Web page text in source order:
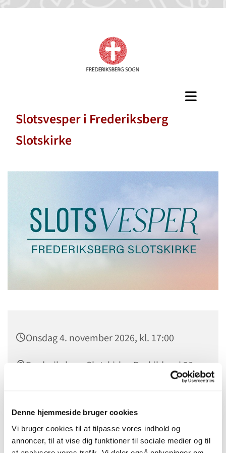
Denne hjemmeside bruger cookies
Vi bruger cookies til at tilpasse vores indhold og
annoncer, til at vise dig funktioner til sociale medier og til
Slotsvesper i Frederiksberg
Slotskirke
Onsdag 4. november 2026, kl. 17:00
Frederiksberg Slotskirke, Roskildevej 28,
Lars Gustav Lindhardt